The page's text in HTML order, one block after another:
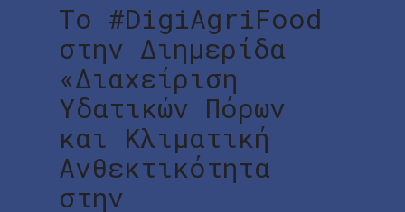
To #DigiAgriFood
στην Διημερίδα
«Διαχείριση
Υδατικών Πόρων
και Κλιματική
Ανθεκτικότητα
στην